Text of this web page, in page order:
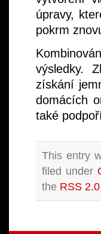
úpravy,
pokrm
výsledky.
získání
domácích
také
This entry
filed under
the RSS 2.0